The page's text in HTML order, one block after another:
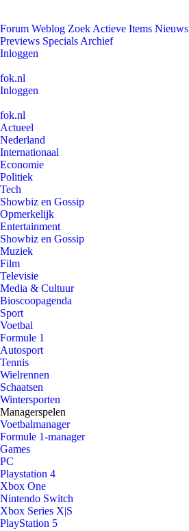
Forum Weblog Zoek Actieve Items Nieuws
Previews Specials Archief
Inloggen
fok.nl
Inloggen
fok.nl
Actueel
Nederland
Internationaal
Economie
Politiek
Tech
Showbiz en Gossip
Opmerkelijk
Entertainment
Showbiz en Gossip
Muziek
Film
Televisie
Media & Cultuur
Bioscoopagenda
Sport
Voetbal
Formule 1
Autosport
Tennis
Wielrennen
Schaatsen
Wintersporten
Managerspelen
Voetbalmanager
Formule 1-manager
Games
PC
Playstation 4
Xbox One
Nintendo Switch
Xbox Series X|S
PlayStation 5